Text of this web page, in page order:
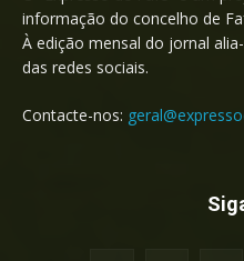
informação do concelho de
À edição mensal do jornal
das redes sociais.
Contacte-nos: